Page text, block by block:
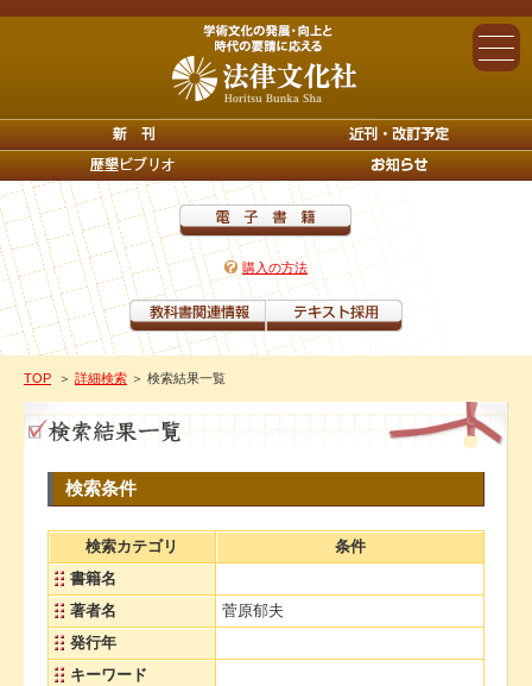
購入の方法
TOP ＞ 詳細検索 ＞ 検索結果一覧
検索条件
検索カテゴリ
条件
書籍名
著者名
菅原郁夫
発行年
キーワード